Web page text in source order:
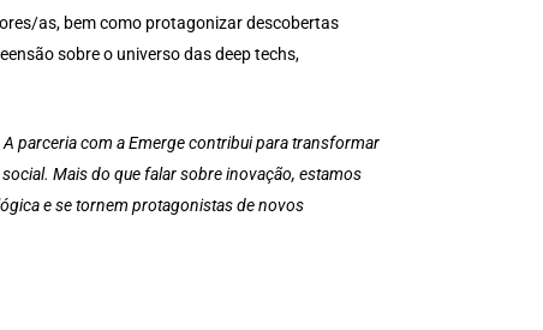
as, bem como protagonizar descobertas
sobre o universo das deep techs,
parceria com a Emerge contribui para transformar
Mais do que falar sobre inovação, estamos
e se tornem protagonistas de novos